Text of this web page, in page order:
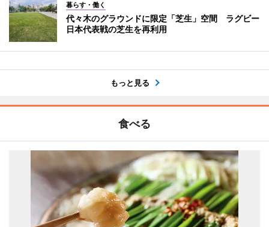
暮らす・働く
代々木のグラウンドに限定「芝生」空間 ラグビー
日本代表戦の芝生を再利用
もっと見る
食べる